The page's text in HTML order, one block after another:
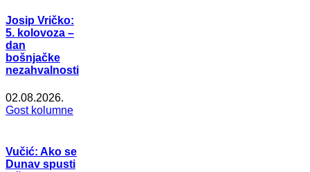
Josip Vričko:
5. kolovoza –
dan
bošnjačke
nezahvalnosti
02.08.2026.
Gost kolumne
Vučić: Ako se
Dunav spusti